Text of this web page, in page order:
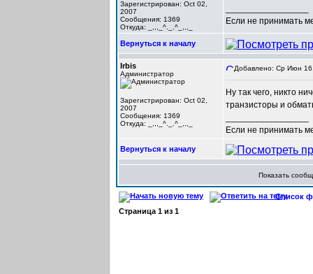
Зарегистрирован: Oct 02,
2007
Сообщения: 1369
Откуда: _,,,_^._.^_,,,_
Если не принимать
Вернуться к началу
Irbis
Администратор
Зарегистрирован: Oct 02,
2007
Сообщения: 1369
Откуда: _,,,_^._.^_,,,_
Добавлено: Ср Июн
Ну так чего, никто
транзисторы и
Если не принимать
Вернуться к началу
Показать
Список
Страница 1 из 1